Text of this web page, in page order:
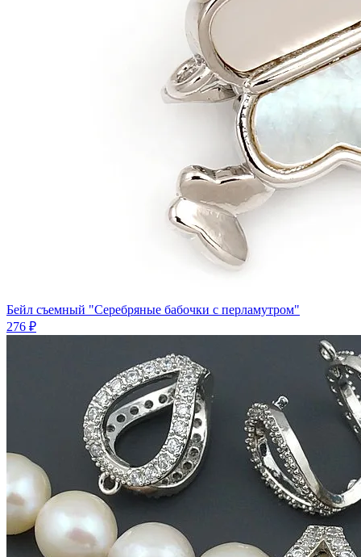
Бейл съемный "Серебряные бабочки с перламутром"
276 ₽